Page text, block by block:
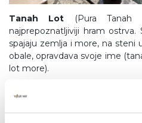
Tanah Lot (Pura
najprepoznatljiviji hram
spajaju zemlja i more, na steni
obale, opravdava svoje ime
lot more).
(ili
Bratan, koji Vam može biti